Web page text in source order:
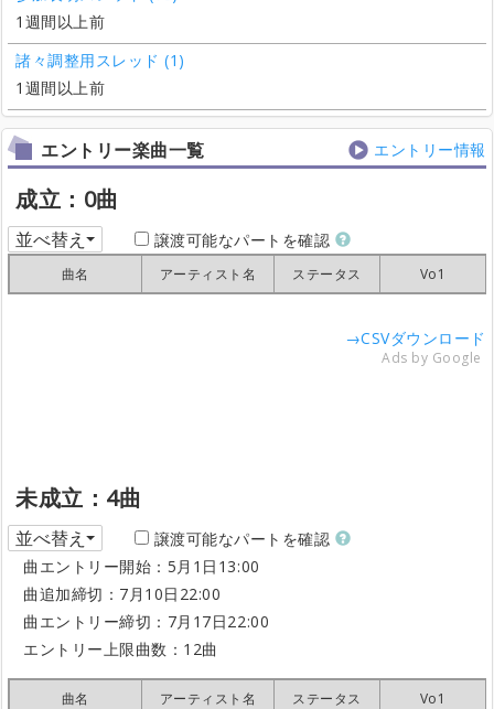
1週間以上前
諸々調整用スレッド (1)
1週間以上前
エントリー楽曲一覧 エントリー情報
成立：0曲
並べ替え 譲渡可能なパートを確認
曲名 アーティスト名 ステータス Vo1
曲名 アーティスト名 ステータス Vo1
曲名 アーティスト名 ステータス Vo1
曲名 アーティスト名 ステータス Vo1
→CSVダウンロード
Ads by Google
未成立：4曲
並べ替え
譲渡可能なパートを確認
曲エントリー開始：5月1日13:00
曲追加締切：7月10日22:00
曲エントリー締切：7月17日22:00
エントリー上限曲数：12曲
曲名 アーティスト名 ステータス
Vo1
曲名 アーティスト名 ステータス
Vo1
曲名 アーティスト名 ステータス
Vo1
曲名 アーティスト名 ステータス
Vo1